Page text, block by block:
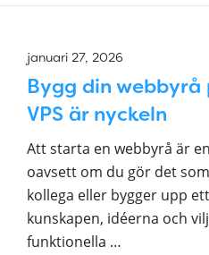
januari 27, 2026
Bygg din
VPS är nyckeln
Att starta en webbyrå är
oavsett om du gör det
kollega eller bygger upp
kunskapen, idéerna och
funktionella …